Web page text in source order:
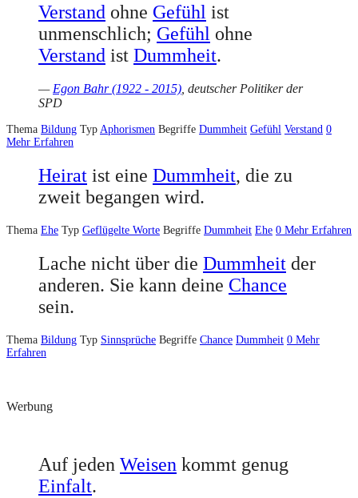
Verstand ohne Gefühl ist
unmenschlich; Gefühl ohne
Verstand ist Dummheit.
—Egon Bahr (1922 - 2015), deutscher Politiker der
SPD
Thema Bildung Typ Aphorismen Begriffe Dummheit Gefühl Verstand 0
Mehr Erfahren
Heirat ist eine Dummheit, die zu
zweit begangen wird.
Thema Ehe Typ Geflügelte Worte Begriffe Dummheit Ehe 0 Mehr Erfahren
Lache nicht über die Dummheit der
anderen. Sie kann deine Chance
sein.
Thema Bildung Typ Sinnsprüche Begriffe Chance Dummheit 0 Mehr
Erfahren
Werbung
Auf jeden Weisen kommt genug
Einfalt.